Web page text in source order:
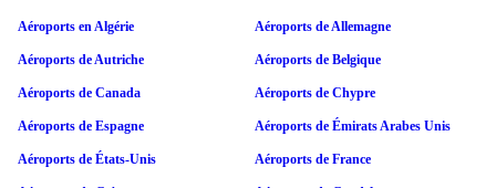
Aéroports en Algérie Aéroports de Allemagne
Aéroports de Autriche Aéroports de Belgique
Aéroports de Canada Aéroports de Chypre
Aéroports de Espagne Aéroports de Émirats Arabes Unis
Aéroports de États-Unis Aéroports de France